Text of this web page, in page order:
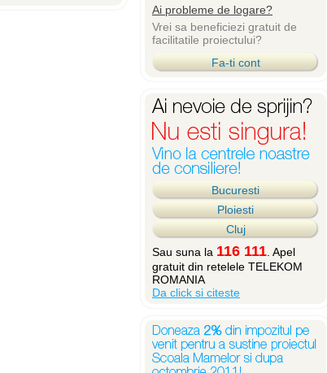
Ai probleme de logare?
Vrei sa beneficiezi gratuit de
facilitatile proiectului?
Fa-ti cont
Bucuresti
Ploiesti
Cluj
Sau suna la 116 111 . Apel
gratuit din retelele TELEKOM
ROMANIA
Da click si citeste